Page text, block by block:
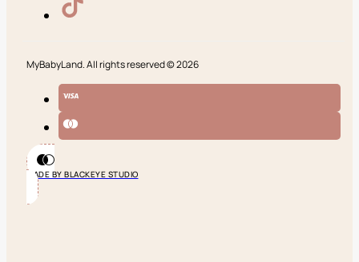
MyBabyLand. All rights reserved © 2026
MADE BY BLACKEYE STUDIO